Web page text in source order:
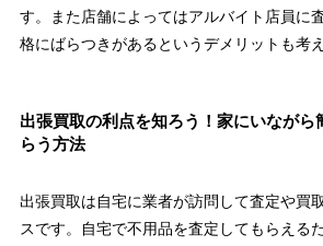
す。また店舗によってはアルバイト店員に
格にばらつきがあるというデメリットも考
出張買取の利点を知ろう！家にいながら
らう方法
出張買取は自宅に業者が訪問して査定や買
スです。自宅で不用品を査定してもらえる